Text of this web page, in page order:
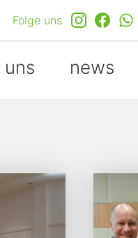
Folge uns
uns news